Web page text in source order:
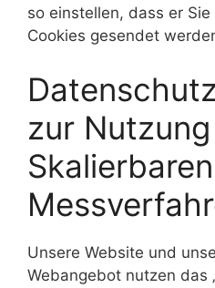
so einstellen, dass er
Cookies gesendet
zur
Unsere Website und
Webangebot nutzen das